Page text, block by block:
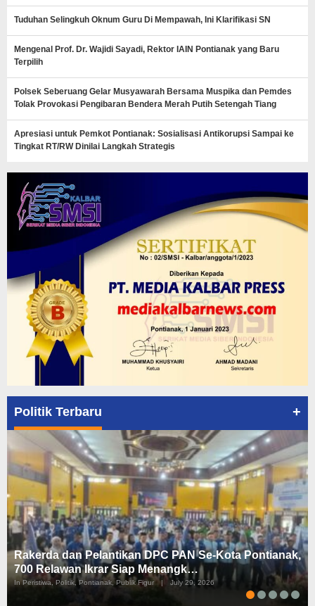
Tuduhan Selingkuh Oknum Guru Di Mempawah, Ini Klarifikasi SN
Mengenal Prof. Dr. Wajidi Sayadi, Rektor IAIN Pontianak yang Baru
Terpilih
Polsek Seberuang Gelar Musyawarah Bersama Muspika dan Pemdes
Tolak Provokasi Pengibaran Bendera Merah Putih Setengah Tiang
Apresiasi untuk Pemkot Pontianak: Sosialisasi Antikorupsi Sampai ke
Tingkat RT/RW Dinilai Langkah Strategis
Politik Terbaru +
Rakerda dan Pelantikan DPC PAN Se-Kota Pontianak,
700 Relawan Ikrar Siap Menangk…
In Peristiwa, Politik, Pontianak, Publik Figur | July 29, 2026